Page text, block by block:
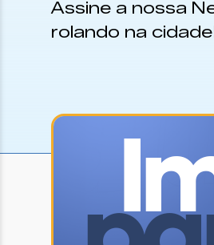
Assine a nossa
rolando na